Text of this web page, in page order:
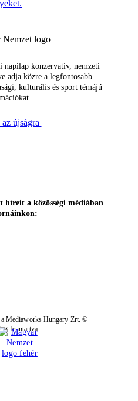
napilap konzervatív, nemzeti
adja közre a legfontosabb
kulturális és sport témájú
újságra
híreit a közösségi médiában
a Mediaworks Hungary Zrt. ©
fenntartva